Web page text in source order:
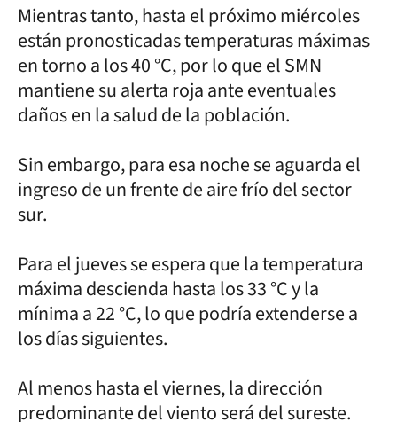
Mientras tanto, hasta el próximo miércoles
están pronosticadas temperaturas máximas
en torno a los 40 °C, por lo que el SMN
mantiene su alerta roja ante eventuales
daños en la salud de la población.
Sin embargo, para esa noche se aguarda el
ingreso de un frente de aire frío del sector
sur.
Para el jueves se espera que la temperatura
máxima descienda hasta los 33 °C y la
mínima a 22 °C, lo que podría extenderse a
los días siguientes.
Al menos hasta el viernes, la dirección
predominante del viento será del sureste.